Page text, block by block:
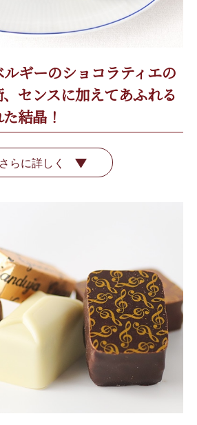
ギーのショコラティエの
センスに加えてあふれる
結晶！
さらに詳しく